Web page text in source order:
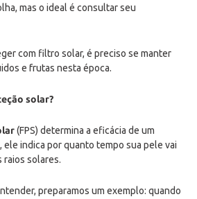
mas o ideal é consultar seu
com filtro solar, é preciso se manter
e frutas nesta época.
solar?
(FPS) determina a eficácia de um
ele indica por quanto tempo sua pele vai
raios solares.
preparamos um exemplo: quando